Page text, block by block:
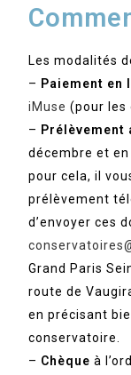
Les modalités
– Paiement en
iMuse (pour les
– Prélèvement
décembre et
pour cela, il
prélèvement
d’envoyer ces
Grand Paris
route de
en précisant
conservatoire.
– Chèque à